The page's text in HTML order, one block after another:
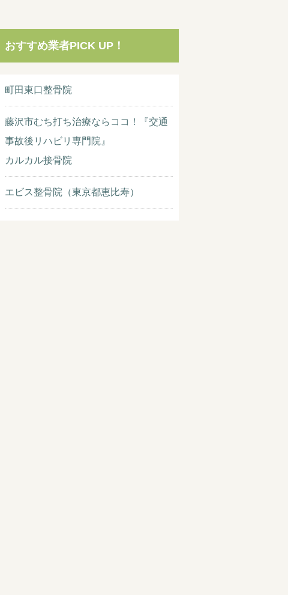
おすすめ業者PICK UP！
町田東口整骨院
藤沢市むち打ち治療ならココ！『交通
事故後リハビリ専門院』
カルカル接骨院
エビス整骨院（東京都恵比寿）